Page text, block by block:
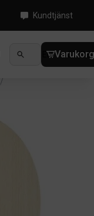
Kundtjänst
NYHETER
/